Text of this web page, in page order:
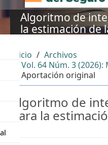
Algoritmo de
la estimación de
Inicio
Archivos
Vol. 64 Núm. 3 (2026):
Aportación original
Algoritmo de
para la